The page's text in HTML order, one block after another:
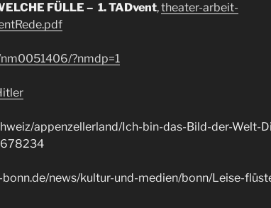
FÜLLE – 1. TADvent,theater-arbeit-
?nmdp=1
appenzellerland/Ich-bin-das-Bild-der-Welt-
news/kultur-und-medien/bonn/Leise-